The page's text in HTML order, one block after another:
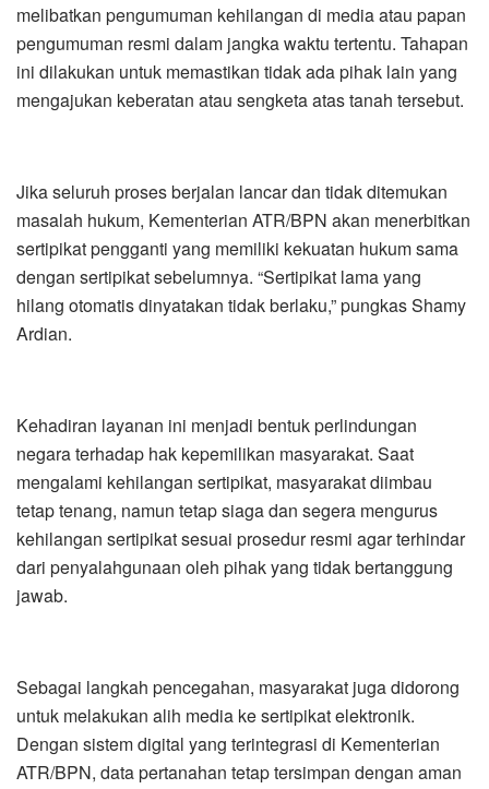
melibatkan pengumuman kehilangan di media atau papan
pengumuman resmi dalam jangka waktu tertentu. Tahapan
ini dilakukan untuk memastikan tidak ada pihak lain yang
mengajukan keberatan atau sengketa atas tanah tersebut.
Jika seluruh proses berjalan lancar dan tidak ditemukan
masalah hukum, Kementerian ATR/BPN akan menerbitkan
sertipikat pengganti yang memiliki kekuatan hukum sama
dengan sertipikat sebelumnya. “Sertipikat lama yang
hilang otomatis dinyatakan tidak berlaku,” pungkas Shamy
Ardian.
Kehadiran layanan ini menjadi bentuk perlindungan
negara terhadap hak kepemilikan masyarakat. Saat
mengalami kehilangan sertipikat, masyarakat diimbau
tetap tenang, namun tetap siaga dan segera mengurus
kehilangan sertipikat sesuai prosedur resmi agar terhindar
dari penyalahgunaan oleh pihak yang tidak bertanggung
jawab.
Sebagai langkah pencegahan, masyarakat juga didorong
untuk melakukan alih media ke sertipikat elektronik.
Dengan sistem digital yang terintegrasi di Kementerian
ATR/BPN, data pertanahan tetap tersimpan dengan aman